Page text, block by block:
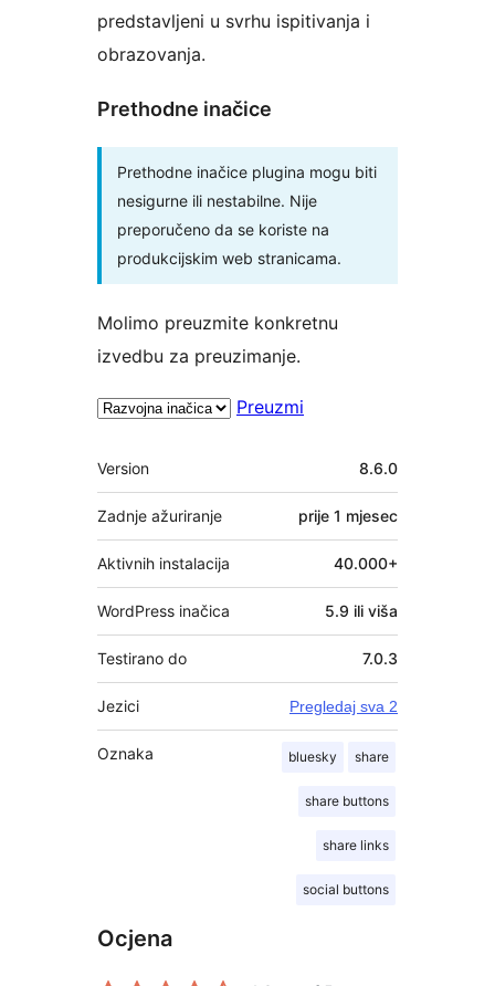
predstavljeni u svrhu ispitivanja i
obrazovanja.
Prethodne inačice
Prethodne inačice plugina mogu biti
nesigurne ili nestabilne. Nije
preporučeno da se koriste na
produkcijskim web stranicama.
Molimo preuzmite konkretnu
izvedbu za preuzimanje.
Preuzmi
Meta
Version 8.6.0
Zadnje ažuriranje prije 1 mjesec
Aktivnih instalacija 40.000+
WordPress inačica 5.9 ili viša
Testirano do 7.0.3
Jezici Pregledaj sva 2
Oznaka bluesky share
share buttons
share links
social buttons
Ocjena